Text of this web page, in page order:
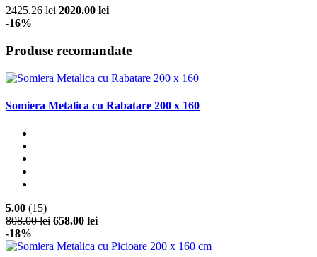
2425.26 lei 2020.00 lei
-16%
Produse recomandate
Somiera Metalica cu Rabatare 200 x 160
5.00 (15)
808.00 lei 658.00 lei
-18%